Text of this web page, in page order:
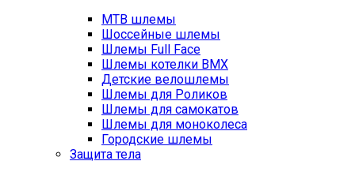
MTB шлемы
Шоссейные шлемы
Шлемы Full Face
Шлемы котелки BMX
Детские велошлемы
Шлемы для Роликов
Шлемы для самокатов
Шлемы для моноколеса
Городские шлемы
Защита тела